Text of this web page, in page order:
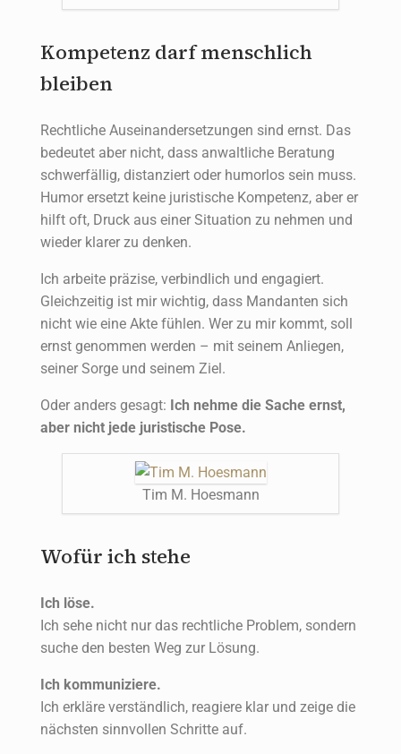
Kompetenz darf menschlich
bleiben
Rechtliche Auseinandersetzungen sind ernst. Das
bedeutet aber nicht, dass anwaltliche Beratung
schwerfällig, distanziert oder humorlos sein muss.
Humor ersetzt keine juristische Kompetenz, aber er
hilft oft, Druck aus einer Situation zu nehmen und
wieder klarer zu denken.
Ich arbeite präzise, verbindlich und engagiert.
Gleichzeitig ist mir wichtig, dass Mandanten sich
nicht wie eine Akte fühlen. Wer zu mir kommt, soll
ernst genommen werden – mit seinem Anliegen,
seiner Sorge und seinem Ziel.
Oder anders gesagt: Ich nehme die Sache ernst,
aber nicht jede juristische Pose.
Tim M. Hoesmann
Wofür ich stehe
Ich löse.
Ich sehe nicht nur das rechtliche Problem, sondern
suche den besten Weg zur Lösung.
Ich kommuniziere.
Ich erkläre verständlich, reagiere klar und zeige die
nächsten sinnvollen Schritte auf.